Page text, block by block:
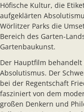
Höfische Kultur, die
aufgeklärten
Wörlitzer Parks die
Bereich des Garten-
Gartenbaukunst.
Der Hauptfilm
Absolutismus. Der
bei der Regentschaft
fasziniert von dem
großen Denkern und